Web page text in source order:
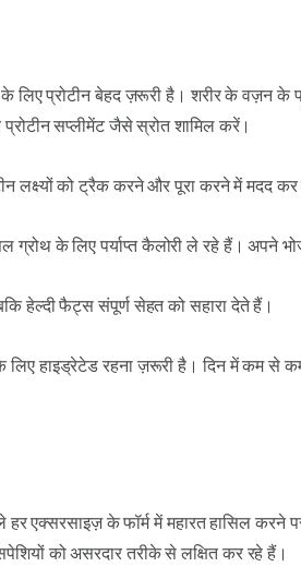
प्रोटीन बेहद ज़रूरी है। शरीर के वज़न के
सप्लीमेंट जैसे स्रोत शामिल करें।
लक्ष्यों को ट्रैक करने और पूरा करने में मदद
के लिए पर्याप्त कैलोरी ले रहे हैं। अपने
हेल्दी फैट्स संपूर्ण सेहत को सहारा देते हैं।
लिए हाइड्रेटेड रहना ज़रूरी है। दिन में कम से
एक्सरसाइज़ के फॉर्म में महारत हासिल करने
को असरदार तरीके से लक्षित कर रहे हैं।